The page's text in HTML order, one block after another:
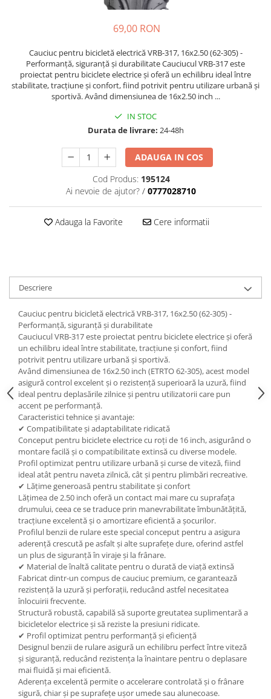
Suspensie
Cauciucuri
https://www.doctortrotineta.ro/camere-
https://www.doctortrotineta.ro/cauciucuri-
https://www.doctortrotineta.ro/cauciucuri-
Cauciuc tubeless cu GEL antipană
Anvelope moto
Anvelope ATV
Cauciucuri bicicleta
Anvelope și Camere Utilaje
https://www.doctortrotineta.ro/plata-
tbi?
forceOriginalForEdit=1&preview=00681
69,00 RON
Cauciuc pentru bicicletă electrică VRB-317, 16x2.50 (62-305) -
Performanță, siguranță și durabilitate Cauciucul VRB-317 este
proiectat pentru biciclete electrice și oferă un echilibru ideal între
stabilitate, tracțiune și confort, fiind potrivit pentru utilizare urbană și
sportivă. Având dimensiunea de 16x2.50 inch ...
IN STOC
Durata de livrare: 24-48h
ADAUGA IN COS
Cod Produs: 195124
Ai nevoie de ajutor? / 0777028710
Adauga la Favorite Cere informatii
Descriere
Cauciuc pentru bicicletă electrică VRB-317, 16x2.50 (62-305) -
Performanță, siguranță și durabilitate
Cauciucul VRB-317 este proiectat pentru biciclete electrice și oferă
un echilibru ideal între stabilitate, tracțiune și confort, fiind
potrivit pentru utilizare urbană și sportivă.
Având dimensiunea de 16x2.50 inch (ETRTO 62-305), acest model
asigură control excelent și o rezistență superioară la uzură, fiind
ideal pentru deplasările zilnice și pentru utilizatorii care pun
accent pe performanță.
Caracteristici tehnice și avantaje:
✔ Compatibilitate și adaptabilitate ridicată
Conceput pentru biciclete electrice cu roți de 16 inch, asigurând o
montare facilă și o compatibilitate extinsă cu diverse modele.
Profil optimizat pentru utilizare urbană și curse de viteză, fiind
ideal atât pentru naveta zilnică, cât și pentru plimbări recreative.
✔ Lățime generoasă pentru stabilitate și confort
Lățimea de 2.50 inch oferă un contact mai mare cu suprafața
drumului, ceea ce se traduce prin manevrabilitate îmbunătățită,
tracțiune excelentă și o amortizare eficientă a șocurilor.
Profilul benzii de rulare este special conceput pentru a asigura
aderență crescută pe asfalt și alte suprafețe dure, oferind astfel
un plus de siguranță în viraje și la frânare.
✔ Material de înaltă calitate pentru o durată de viață extinsă
Fabricat dintr-un compus de cauciuc premium, ce garantează
rezistență la uzură și perforații, reducând astfel necesitatea
înlocuirii frecvente.
Structură robustă, capabilă să suporte greutatea suplimentară a
bicicletelor electrice și să reziste la presiuni ridicate.
✔ Profil optimizat pentru performanță și eficiență
Designul benzii de rulare asigură un echilibru perfect între viteză
și siguranță, reducând rezistența la înaintare pentru o deplasare
mai fluidă și mai eficientă.
Aderența excelentă permite o accelerare controlată și o frânare
sigură, chiar și pe suprafețe ușor umede sau alunecoase.